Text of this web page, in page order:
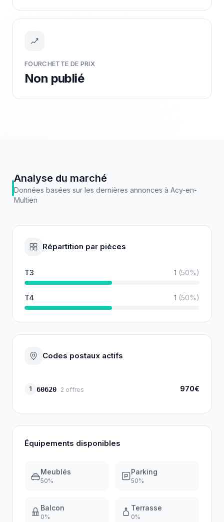
FOURCHETTE DE PRIX
Non publié
Analyse du marché
Données basées sur les dernières annonces à Acy-en-
Multien
Répartition par pièces
T3 1 (50%)
T4 1 (50%)
Codes postaux actifs
1 60620 2 offres 970€
Équipements disponibles
Meublés
50%
Parking
50%
Balcon
0%
Terrasse
0%